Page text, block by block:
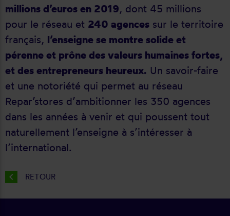
millions d’euros en 2019, dont 45 millions
pour le réseau et 240 agences sur le territoire
français, l’enseigne se montre solide et
pérenne et prône des valeurs humaines fortes,
et des entrepreneurs heureux. Un savoir-faire
et une notoriété qui permet au réseau
Repar’stores d’ambitionner les 350 agences
dans les années à venir et qui poussent tout
naturellement l’enseigne à s’intéresser à
l’international.
chevron_left RETOUR